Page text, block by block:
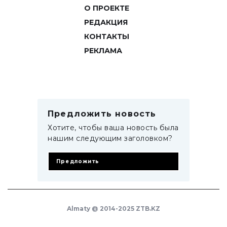
О ПРОЕКТЕ
РЕДАКЦИЯ
КОНТАКТЫ
РЕКЛАМА
Предложить новость
Хотите, чтобы ваша новость была
нашим следующим заголовком?
Предложить
Almaty @ 2014-2025 ZTB.KZ